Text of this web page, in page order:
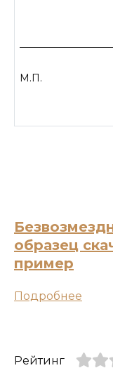
М.П.
образец
пример
Подробнее
Рейтинг